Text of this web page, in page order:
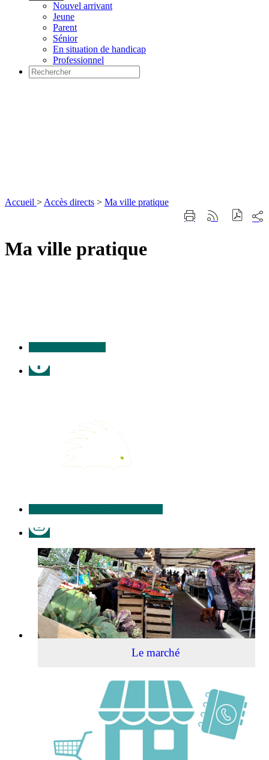
Nouvel arrivant
Jeune
Parent
Sénior
En situation de handicap
Professionnel
Accueil > Accès directs > Ma ville pratique
ImprimerGénérer
sur
Ma ville pratique
Le
marché
Le marché